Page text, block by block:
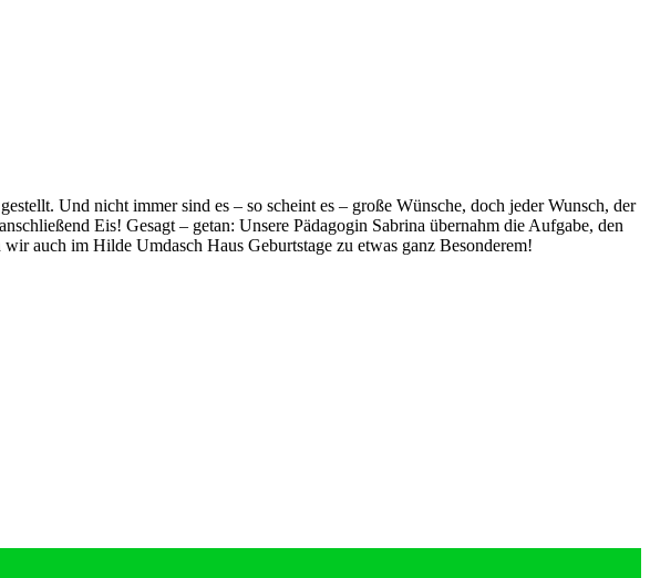
Und nicht immer sind es – so scheint es – große Wünsche, doch jeder Wunsch, der
Eis! Gesagt – getan: Unsere Pädagogin Sabrina übernahm die Aufgabe, den
auch im Hilde Umdasch Haus Geburtstage zu etwas ganz Besonderem!